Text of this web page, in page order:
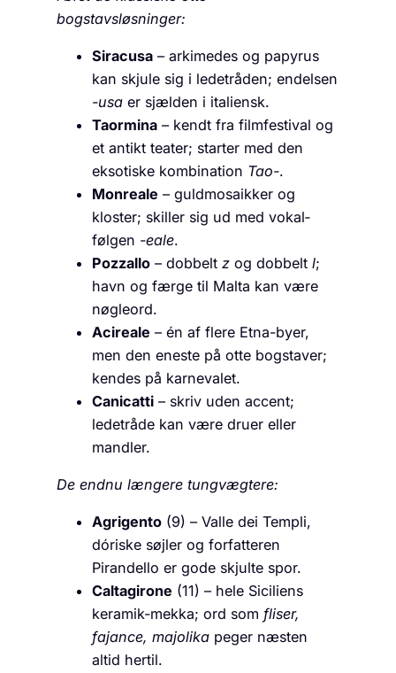
bogstavsløsninger:
Siracusa – arkimedes og papyrus
kan skjule sig i ledetråden; endelsen
-usa er sjælden i italiensk.
Taormina – kendt fra filmfestival og
et antikt teater; starter med den
eksotiske kombination Tao-.
Monreale – guldmosaikker og
kloster; skiller sig ud med vokal­
følgen -eale.
Pozzallo – dobbelt z og dobbelt l;
havn og færge til Malta kan være
nøgleord.
Acireale – én af flere Etna-byer,
men den eneste på otte bogstaver;
kendes på karnevalet.
Canicatti – skriv uden accent;
ledetråde kan være druer eller
mandler.
De endnu længere tungvægtere:
Agrigento (9) – Valle dei Templi,
dóriske søjler og forfatteren
Pirandello er gode skjulte spor.
Caltagirone (11) – hele Siciliens
keramik-mekka; ord som fliser,
fajance, majolika peger næsten
altid hertil.